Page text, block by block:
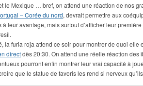
le Mexique … bref, on attend une réaction de nos
– Corée du nord, devrait permettre aux
à leur avantage, mais surtout d’afficher leur
la furia roja attend ce soir pour montrer de quoi elle
directdès 20:30. On attend une réelle réaction
pourront enfin montrer leur vrai capacité à
que le statue de favoris les rend si nerveux